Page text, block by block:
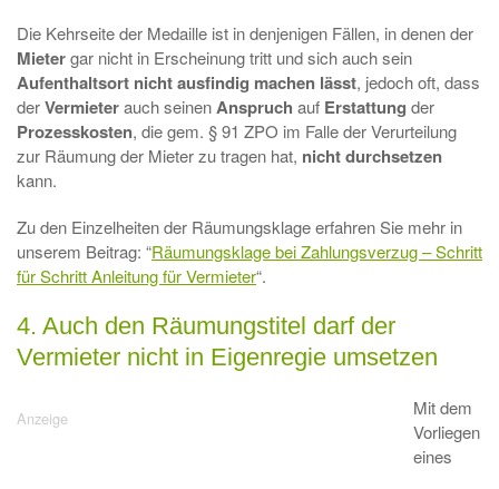
Die Kehrseite der Medaille ist in denjenigen Fällen, in denen der
Mietergar nicht in Erscheinung tritt und sich auch sein
Aufenthaltsort nicht ausfindig machen lässt, jedoch oft, dass
derVermieterauch seinenAnspruch auf Erstattung der
Prozesskosten, die gem. § 91 ZPO im Falle der Verurteilung
zur Räumung der Mieter zu tragen hat, nicht durchsetzen
kann.
Zu den Einzelheiten der Räumungsklage erfahren Sie mehr in
unserem Beitrag: “Räumungsklage bei Zahlungsverzug – Schritt
für Schritt Anleitung für Vermieter“.
4. Auch den Räumungstitel darf der
Vermieter nicht in Eigenregie umsetzen
Mit dem
Vorliegen
eines